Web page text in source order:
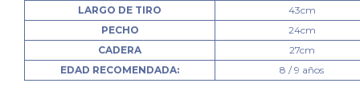
LARGO DE TIRO
43cm
PECHO
24cm
CADERA
27cm
EDAD RECOMENDADA:
8 / 9 años